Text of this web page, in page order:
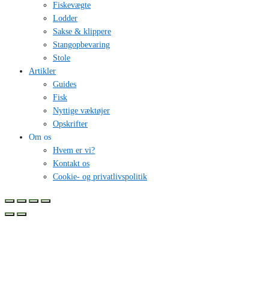
Fiskevægte
Lodder
Sakse & klippere
Stangopbevaring
Stole
Artikler
Guides
Fisk
Nyttige væktøjer
Opskrifter
Om os
Hvem er vi?
Kontakt os
Cookie- og privatlivspolitik